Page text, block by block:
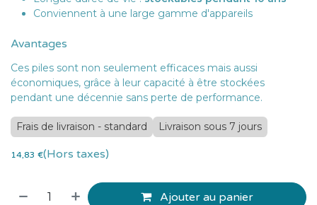
Conviennent à une large gamme d'appareils
Avantages
Ces piles sont non seulement efficaces mais aussi
économiques, grâce à leur capacité à être stockées
pendant une décennie sans perte de performance.
Frais de livraison - standard Livraison sous 7 jours
14,83 €(Hors taxes)
Ajouter au panier